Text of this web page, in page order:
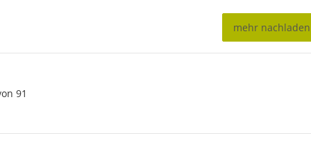
mehr nachladen
91